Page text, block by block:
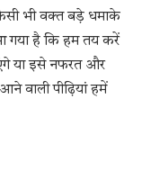
भी वक्त बड़े धमाके
है कि हम तय करें
या इसे नफरत और
वाली पीढ़ियां हमें